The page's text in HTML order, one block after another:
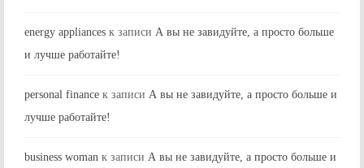
energy appliances к записи А вы не завидуйте, а просто больше
и лучше работайте!
personal finance к записи А вы не завидуйте, а просто больше и
лучше работайте!
business woman к записи А вы не завидуйте, а просто больше и